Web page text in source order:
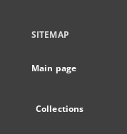
SITEMAP
Main page
Collections